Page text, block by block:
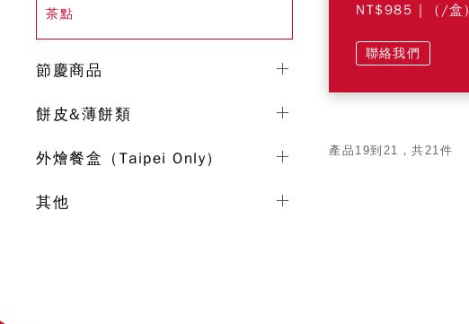
NT$985 | (/盒)
聯絡我們
產品19到21，共21件
茶點
節慶商品
餅皮&薄餅類
外燴餐盒（Taipei Only）
其他